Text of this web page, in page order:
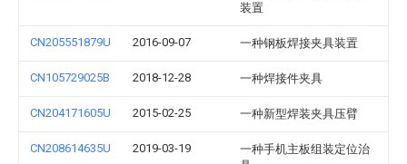
装置
CN205551879U 2016-09-07 一种钢板焊接夹具装置
CN105729025B 2018-12-28 一种焊接件夹具
CN204171605U 2015-02-25 一种新型焊装夹具压臂
CN208614635U 2019-03-19
一种手机主板组装定位治